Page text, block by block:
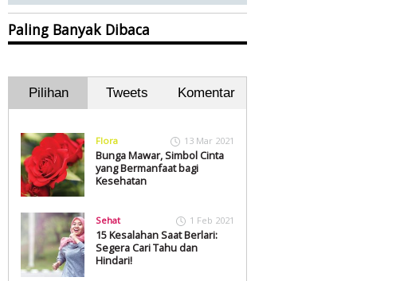
Paling Banyak Dibaca
Pilihan Tweets Komentar
Flora 13 Mar 2021
Bunga Mawar, Simbol Cinta
yang Bermanfaat bagi
Kesehatan
Sehat 1 Feb 2021
15 Kesalahan Saat Berlari:
Segera Cari Tahu dan
Hindari!